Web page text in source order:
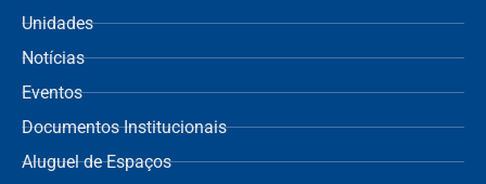
Unidades
Notícias
Eventos
Documentos Institucionais
Aluguel de Espaços